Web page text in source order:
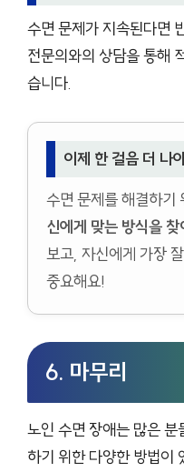
수면 문제가 지속된다면
전문의와의 상담을 통해
습니다.
이제 한 걸음 더 나
수면 문제를 해결하기
신에게 맞는 방식을 찾
보고, 자신에게 가장
중요해요!
6. 마무리
노인 수면 장애는 많은
하기 위한 다양한 방법이